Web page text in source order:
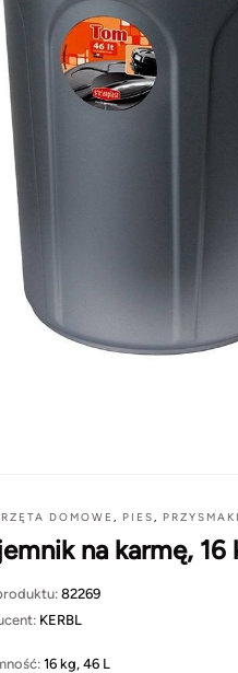
DOMOWE , PIES, PRZYSMAKI
na karmę, 16
82269
KERBL
16 kg, 46 L